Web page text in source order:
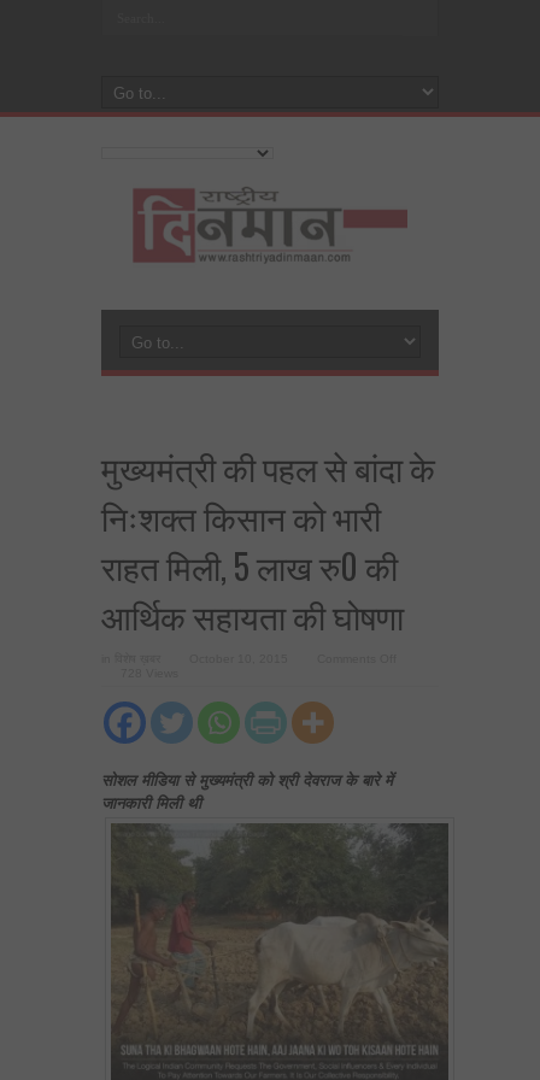
मुख्यमंत्री की पहल से बांदा के
निःशक्त किसान को भारी
राहत मिली, 5 लाख रु0 की
आर्थिक सहायता की घोषणा
किसान
मिली,
5
सहायता
की
सोशल मीडिया से मुख्यमंत्री को श्री देवराज के बारे में
जानकारी मिली थी